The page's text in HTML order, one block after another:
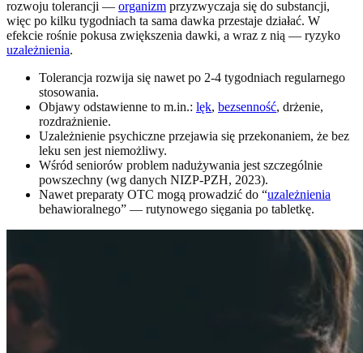
rozwoju tolerancji — organizm przyzwyczaja się do substancji,
więc po kilku tygodniach ta sama dawka przestaje działać. W
efekcie rośnie pokusa zwiększenia dawki, a wraz z nią — ryzyko
uzależnienia.
Tolerancja rozwija się nawet po 2-4 tygodniach regularnego
stosowania.
Objawy odstawienne to m.in.: lęk, bezsenność, drżenie,
rozdrażnienie.
Uzależnienie psychiczne przejawia się przekonaniem, że bez
leku sen jest niemożliwy.
Wśród seniorów problem nadużywania jest szczególnie
powszechny (wg danych NIZP-PZH, 2023).
Nawet preparaty OTC mogą prowadzić do “uzależnienia
behawioralnego” — rutynowego sięgania po tabletkę.